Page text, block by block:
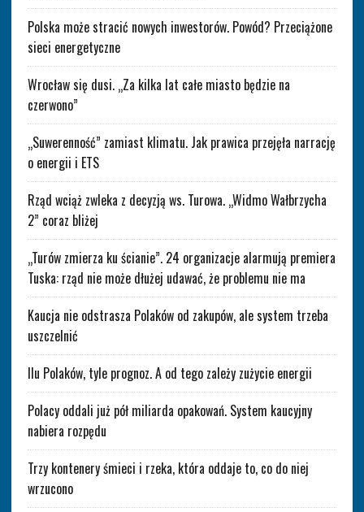
Polska może stracić nowych inwestorów. Powód? Przeciążone
sieci energetyczne
Wrocław się dusi. „Za kilka lat całe miasto będzie na
czerwono”
„Suwerenność” zamiast klimatu. Jak prawica przejęła narrację
o energii i ETS
Rząd wciąż zwleka z decyzją ws. Turowa. „Widmo Wałbrzycha
2” coraz bliżej
„Turów zmierza ku ścianie”. 24 organizacje alarmują premiera
Tuska: rząd nie może dłużej udawać, że problemu nie ma
Kaucja nie odstrasza Polaków od zakupów, ale system trzeba
uszczelnić
Ilu Polaków, tyle prognoz. A od tego zależy zużycie energii
Polacy oddali już pół miliarda opakowań. System kaucyjny
nabiera rozpędu
Trzy kontenery śmieci i rzeka, która oddaje to, co do niej
wrzucono